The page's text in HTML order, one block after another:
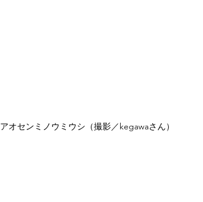
アオセンミノウミウシ（撮影／kegawaさん）